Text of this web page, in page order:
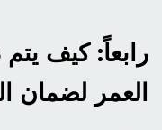
رابعاً: كيف
العمر لضمان